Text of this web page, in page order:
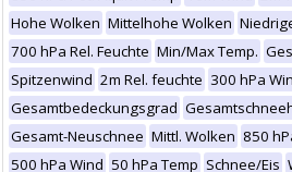
Hohe Wolken Mittelhohe Wolken
700 hPa Rel. Feuchte Min/Max Temp.
Spitzenwind 2m Rel. feuchte 300 hPa
Gesamtbedeckungsgrad
Gesamt-Neuschnee Mittl. Wolken 850
500 hPa Wind 50 hPa Temp Schnee/Eis